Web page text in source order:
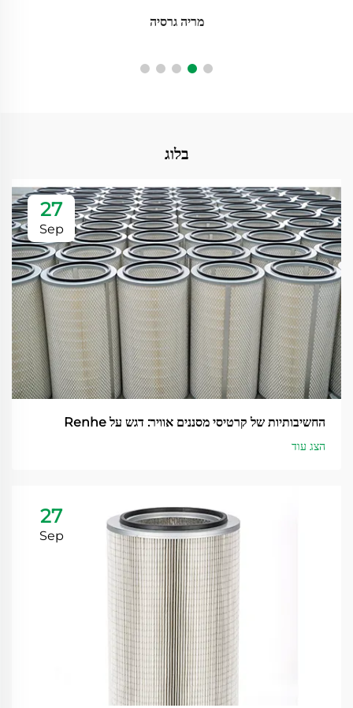
הירוشي טנקה
בלוג
27
Sep
החשיבותיות של קרטיסי מסננים אוויר: דגש על Renhe
הצג עוד
27
Sep